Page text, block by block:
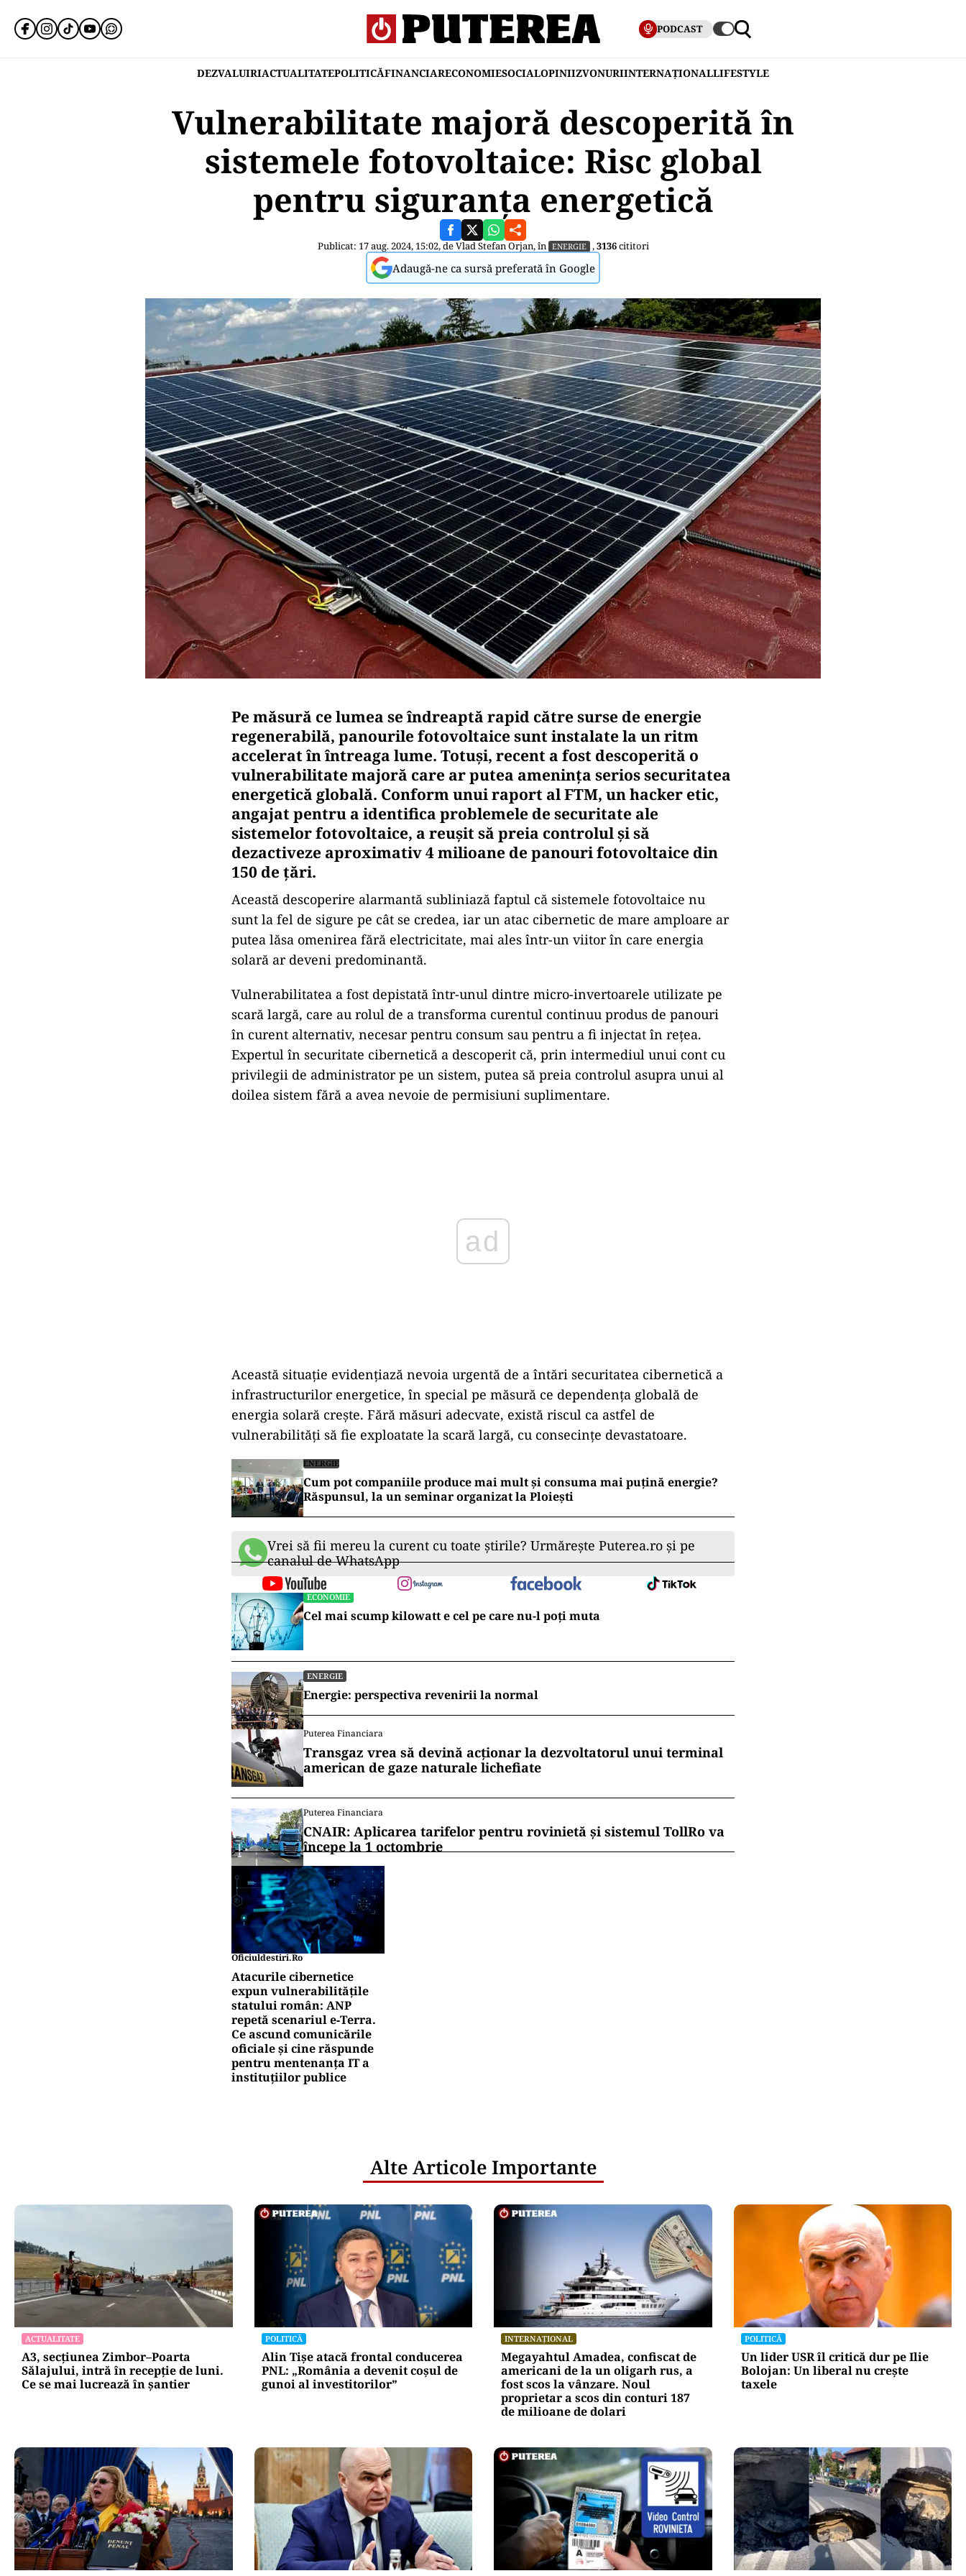
PODCAST
DEZVALUIRIACTUALITATEPOLITICĂFINANCIARECONOMIESOCIALOPINIIZVONURIINTERNAȚIONALLIFESTYLE
Vulnerabilitate majoră descoperită în
sistemele fotovoltaice: Risc global
pentru siguranța energetică
Publicat: 17 aug. 2024, 15:02, deVlad Stefan Orjan, în ENERGIE ,3136cititori
Adaugă-ne ca sursă preferată în Google
Pe măsură ce lumea se îndreaptă rapid către surse de energie
regenerabilă, panourile fotovoltaice sunt instalate la un ritm
accelerat în întreaga lume. Totuși, recent a fost descoperită o
vulnerabilitate majoră care ar putea amenința serios securitatea
energetică globală. Conform unui raport al FTM, un hacker etic,
angajat pentru a identifica problemele de securitate ale
sistemelor fotovoltaice, a reușit să preia controlul și să
dezactiveze aproximativ 4 milioane de panouri fotovoltaice din
150 de țări.
Această descoperire alarmantă subliniază faptul că sistemele fotovoltaice nu
sunt la fel de sigure pe cât se credea, iar un atac cibernetic de mare amploare ar
putea lăsa omenirea fără electricitate, mai ales într-un viitor în care energia
solară ar deveni predominantă.
Vulnerabilitatea a fost depistată într-unul dintre micro-invertoarele utilizate pe
scară largă, care au rolul de a transforma curentul continuu produs de panouri
în curent alternativ, necesar pentru consum sau pentru a fi injectat în rețea.
Expertul în securitate cibernetică a descoperit că, prin intermediul unui cont cu
privilegii de administrator pe un sistem, putea să preia controlul asupra unui al
doilea sistem fără a avea nevoie de permisiuni suplimentare.
Această situație evidențiază nevoia urgentă de a întări securitatea cibernetică a
infrastructurilor energetice, în special pe măsură ce dependența globală de
energia solară crește. Fără măsuri adecvate, există riscul ca astfel de
vulnerabilități să fie exploatate la scară largă, cu consecințe devastatoare.
ENERGIE
Cum pot companiile produce mai mult și consuma mai puțină energie?
Răspunsul, la un seminar organizat la Ploiești
Vrei să fii mereu la curent cu toate știrile? Urmărește Puterea.ro și pe
canalul de WhatsApp
ECONOMIE
Cel mai scump kilowatt e cel pe care nu-l poți muta
ENERGIE
Energie: perspectiva revenirii la normal
Puterea Financiara
Transgaz vrea să devină acționar la dezvoltatorul unui terminal
american de gaze naturale lichefiate
Puterea Financiara
CNAIR: Aplicarea tarifelor pentru rovinietă și sistemul TollRo va
începe la 1 octombrie
Oficiuldestiri.ro
Atacurile cibernetice
expun vulnerabilitățile
statului român: ANP
repetă scenariul e‑Terra.
Ce ascund comunicările
oficiale și cine răspunde
pentru mentenanța IT a
instituțiilor publice
Alte Articole Importante
ACTUALITATE
A3, secțiunea Zimbor–Poarta
Sălajului, intră în recepție de luni.
Ce se mai lucrează în șantier
POLITICĂ
Alin Tișe atacă frontal conducerea
PNL: „România a devenit coșul de
gunoi al investitorilor”
INTERNAȚIONAL
Megayahtul Amadea, confiscat de
americani de la un oligarh rus, a
fost scos la vânzare. Noul
proprietar a scos din conturi 187
de milioane de dolari
POLITICĂ
Un lider USR îl critică dur pe Ilie
Bolojan: Un liberal nu crește
taxele